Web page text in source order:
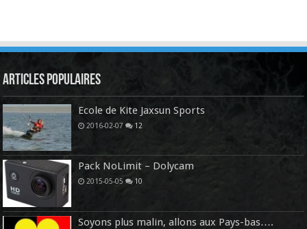
Articles Populaires
Ecole de Kite Jaxsun Sports
2016-02-07 12
Pack NoLimit – Dolycam
2015-05-05 10
Soyons plus malin, allons aux Pays-bas….